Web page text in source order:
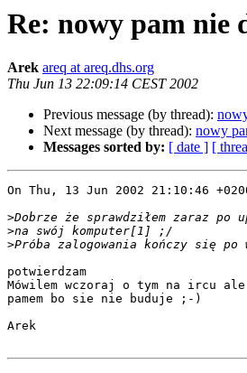
Re: nowy pam nie
Arek areq at areq.dhs.org
Thu Jun 13 22:09:14 CEST 2002
Previous message (by thread):
Next message (by thread): nowy
Messages sorted by: [ date ] [
On Thu, 13 Jun 2002 21:10:46
>
>
>
potwierdzam
Mówilem wczoraj o tym na ircu
pamem bo sie nie buduje ;-)
Arek